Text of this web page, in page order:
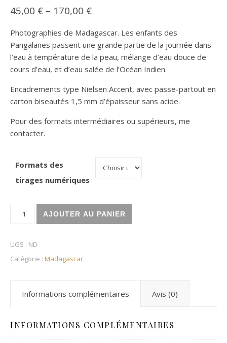
45,00 € – 170,00 €
Photographies de Madagascar. Les enfants des
Pangalanes passent une grande partie de la journée dans
l’eau à température de la peau, mélange d’eau douce de
cours d’eau, et d’eau salée de l’Océan Indien.
Encadrements type Nielsen Accent, avec passe-partout en
carton biseautés 1,5 mm d’épaisseur sans acide.
Pour des formats intermédiaires ou supérieurs, me
contacter.
Formats des
tirages numériques
quantité de Les enfants des pangalanes
AJOUTER AU PANIER
UGS : ND
Catégorie : Madagascar
Informations complémentaires Avis (0)
INFORMATIONS COMPLÉMENTAIRES